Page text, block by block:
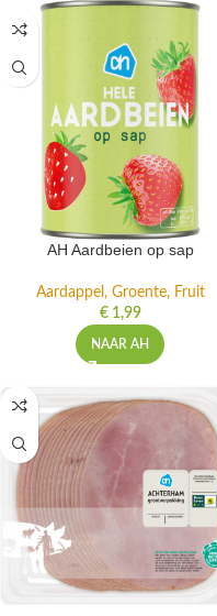
AH Aardbeien op sap
Aardappel, Groente, Fruit
€1,99
NAAR AH